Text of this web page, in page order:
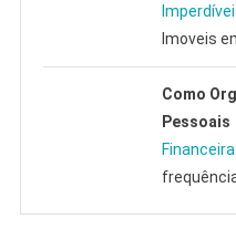
Imoveis
Como
Pessoais
Financeira